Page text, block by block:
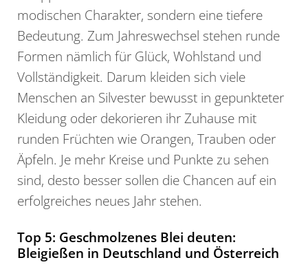
modischen Charakter, sondern eine tiefere
Bedeutung. Zum Jahreswechsel stehen runde
Formen nämlich für Glück, Wohlstand und
Vollständigkeit. Darum kleiden sich viele
Menschen an Silvester bewusst in gepunkteter
Kleidung oder dekorieren ihr Zuhause mit
runden Früchten wie Orangen, Trauben oder
Äpfeln. Je mehr Kreise und Punkte zu sehen
sind, desto besser sollen die Chancen auf ein
erfolgreiches neues Jahr stehen.
Top 5: Geschmolzenes Blei deuten:
Bleigießen in Deutschland und Österreich